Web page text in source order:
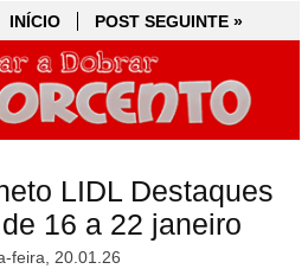
INÍCIO POST SEGUINTE »
LIDL Destaques
16 a 22 janeiro
feira, 20.01.26
INÍCIO POST SEGUINTE »